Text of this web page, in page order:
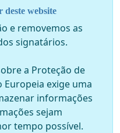
website
e removemos as
signatários.
a Proteção de
Europeia exige uma
informações
sejam
tempo possível.